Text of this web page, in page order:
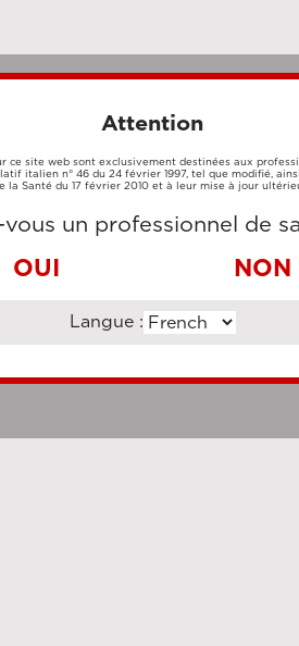
CARTE DE
CRÉDIT
VIREMENT
BANCAIRE
Consultancy
Attention
ce site web sont exclusivement destinées aux
italien n° 46 du 24 février 1997, tel que modifié,
Santé du 17 février 2010 et à leur mise à jour
vous un professionnel de
OUI NON
Langue :